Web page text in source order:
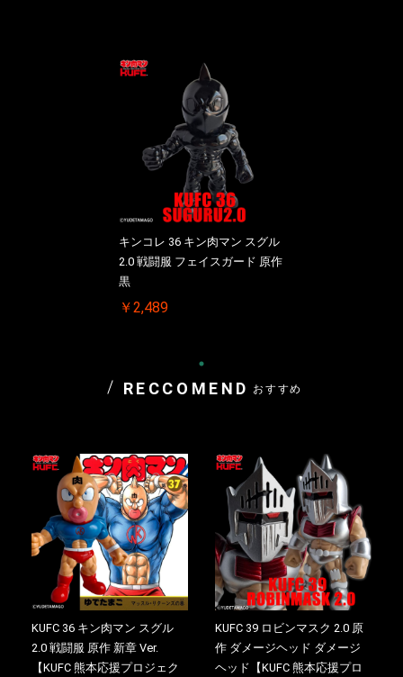
キンコレ 36 キン肉マン スグル
2.0 戦闘服 フェイスガード 原作
黒
￥2,489
RECCOMEND おすすめ
KUFC 36 キン肉マン スグル
2.0 戦闘服 原作 新章 Ver.
【KUFC 熊本応援プロジェク
KUFC 39 ロビンマスク 2.0 原
作 ダメージヘッド ダメージ
ヘッド【KUFC 熊本応援プロ